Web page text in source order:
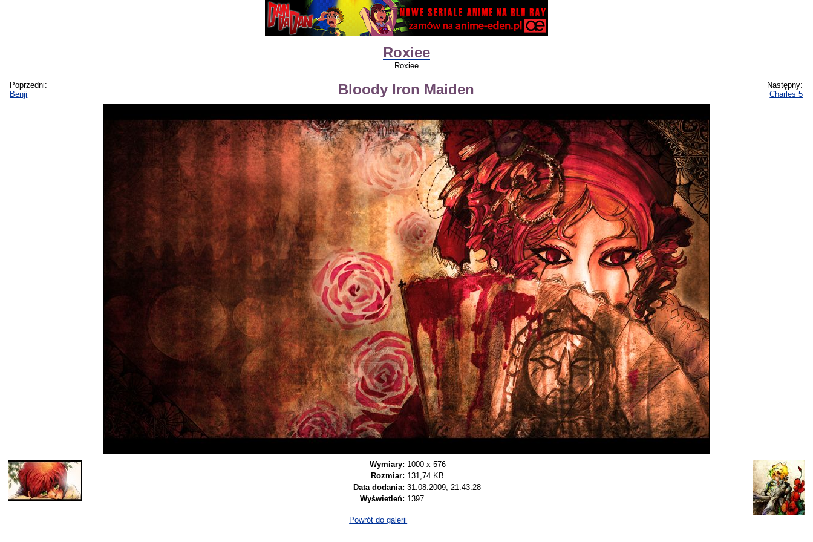
Roxiee
Roxiee
Poprzedni:
Benji
Bloody Iron Maiden
Następny:
Charles 5
Wymiary: 1000 x 576
Rozmiar: 131,74 KB
Data dodania: 31.08.2009, 21:43:28
Wyświetleń: 1397
Powrót do galerii